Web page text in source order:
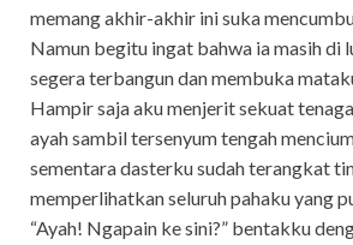
memang akhir-akhir ini suka
Namun begitu ingat bahwa ia masih di
segera terbangun dan membuka
Hampir saja aku menjerit sekuat
ayah sambil tersenyum tengah
sementara dasterku sudah terangkat
memperlihatkan seluruh pahaku yang
“Ayah! Ngapain ke sini?” bentakku